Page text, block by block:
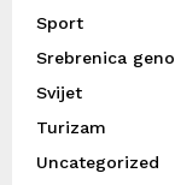
Sport
Srebrenica
Svijet
Turizam
Uncategorized